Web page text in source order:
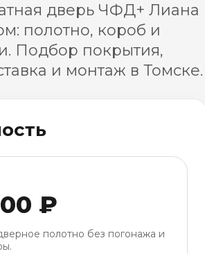
дверь ЧФД+ Лиана
полотно, короб и
Подбор покрытия,
и монтаж в Томске.
₽
полотно без погонажа и